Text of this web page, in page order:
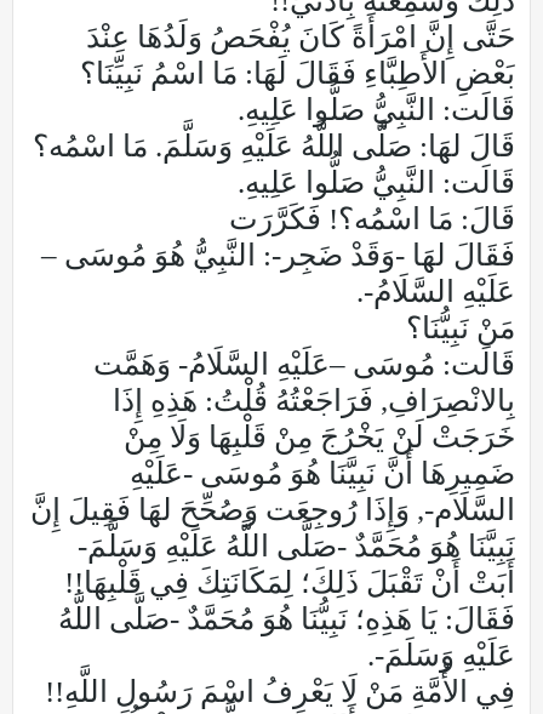
حَتَّى إِنَّ امْرَأَةً كَانَ يُفْحَصُ وَلَدُهَا عِنْدَ
بَعْضِ الأَطِبَّاءِ فَقَالَ لَهَا: مَا اسْمُ نَبِيِّنَا؟
قَالَت: النَّبِيُّ صَلُّوا عَلِيهِ.
قَالَ لهَا: صَلَّى اللَّهُ عَلَيْهِ وَسَلَّمَ. مَا اسْمُه؟
قَالَت: النَّبِيُّ صَلُّوا عَلِيهِ.
قَالَ: مَا اسْمُه؟! فَكَرَّرَت
فَقَالَ لهَا -وَقَدْ ضَجِر-: النَّبِيُّ هُوَ مُوسَى –
عَلَيْهِ السَّلَامُ-.
مَنْ نَبِيُّنَا؟
قَالَت: مُوسَى –عَلَيْهِ السَّلَامُ- وَهَمَّت
بِالانْصِرَافِ, فَرَاجَعْتُهُ قُلْتُ: هَذِهِ إِذَا
خَرَجَتْ لَنْ يَخْرُجَ مِنْ قَلْبِهَا وَلَا مِنْ
ضَمِيرِهَا أَنَّ نَبِيَّنَا هُوَ مُوسَى -عَلَيْهِ
السَّلَام-, وَإِذَا رُوجِعَت وَصُحِّحَ لهَا فَقِيلَ إِنَّ
نَبِيَّنَا هُوَ مُحَمَّدٌ -صَلَّى اللَّهُ عَلَيْهِ وَسَلَّمَ-
أَبَتْ أَنْ تَقْبَلَ ذَلِكَ؛ لِمَكَانَتِكَ فِي قَلْبِهَا!!
فَقَالَ: يَا هَذِهِ؛ نَبِيُّنَا هُوَ مُحَمَّدٌ -صَلَّى اللَّهُ
عَلَيْهِ وَسَلَمَ-.
فِي الأُمَّةِ مَنْ لَا يَعْرِفُ اسْمَ رَسُولِ اللَّهِ!!